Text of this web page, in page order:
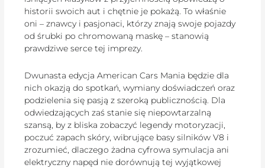
historii swoich aut i chętnie je pokażą. To właśnie
oni – znawcy i pasjonaci, którzy znają swoje pojazdy
od śrubki po chromowaną maskę – stanowią
prawdziwe serce tej imprezy.
Dwunasta edycja American Cars Mania będzie dla
nich okazją do spotkań, wymiany doświadczeń oraz
podzielenia się pasją z szeroką publicznością. Dla
odwiedzających zaś stanie się niepowtarzalną
szansą, by z bliska zobaczyć legendy motoryzacji,
poczuć zapach skóry, wibrujące basy silników V8 i
zrozumieć, dlaczego żadna cyfrowa symulacja ani
elektryczny napęd nie dorównują tej wyjątkowej